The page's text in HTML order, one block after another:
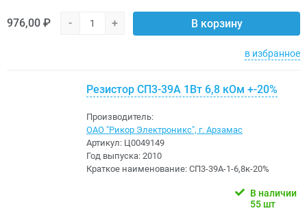
976,00 ₽ - + В корзину
в избранное
Резистор СП3-39А 1Вт 6,8 кОм +-20%
Производитель:
ОАО "Рикор Электроникс", г. Арзамас
Артикул: Ц0049149
Год выпуска: 2010
Краткое наименование: СП3-39А-1-6,8к-20%
В наличии
55 шт